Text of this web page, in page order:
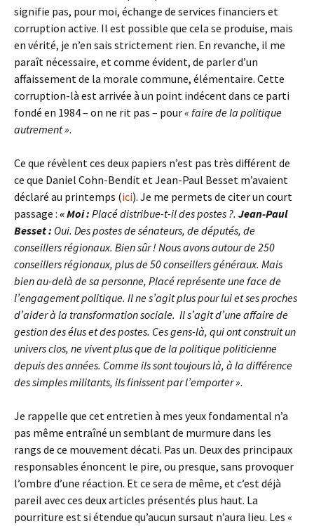
signifie pas, pour moi, échange de services financiers et
corruption active. Il est possible que cela se produise, mais
en vérité, je n’en sais strictement rien. En revanche, il me
paraît nécessaire, et comme évident, de parler d’un
affaissement de la morale commune, élémentaire. Cette
corruption-là est arrivée à un point indécent dans ce parti
fondé en 1984 – on ne rit pas – pour« faire de la politique
autrement ».
Ce que révèlent ces deux papiers n’est pas très différent de
ce que Daniel Cohn-Bendit et Jean-Paul Besset m’avaient
déclaré au printemps (ici). Je me permets de citer un court
passage : « Moi : Placé distribue-t-il des postes ?. Jean-Paul
Besset : Oui. Des postes de sénateurs, de députés, de
conseillers régionaux. Bien sûr ! Nous avons autour de 250
conseillers régionaux, plus de 50 conseillers généraux. Mais
bien au-delà de sa personne, Placé représente une face de
l’engagement politique. Il ne s’agit plus pour lui et ses proches
d’aider à la transformation sociale. Il s’agit d’une affaire de
gestion des élus et des postes. Ces gens-là, qui ont construit un
univers clos, ne vivent plus que de la politique politicienne
depuis des années. Comme ils sont toujours là, à la différence
des simples militants, ils finissent par l’emporter ».
Je rappelle que cet entretien à mes yeux fondamental n’a
pas même entraîné un semblant de murmure dans les
rangs de ce mouvement décati. Pas un. Deux des principaux
responsables énoncent le pire, ou presque, sans provoquer
l’ombre d’une réaction. Et ce sera de même, et c’est déjà
pareil avec ces deux articles présentés plus haut. La
pourriture est si étendue qu’aucun sursaut n’aura lieu. Les «